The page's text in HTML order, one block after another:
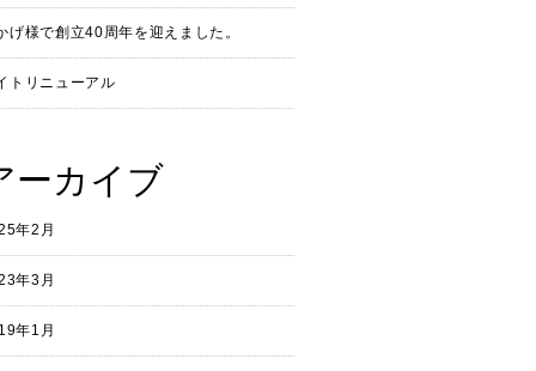
げ様で創立40周年を迎えました。
トリニューアル
ーカイブ
年2月
年3月
年1月